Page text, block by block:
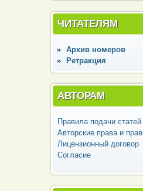
ЧИТАТЕЛЯМ
Архив номеров
Ретракция
АВТОРАМ
Правила подачи статей
Авторские права и
Лицензионный договор
Согласие